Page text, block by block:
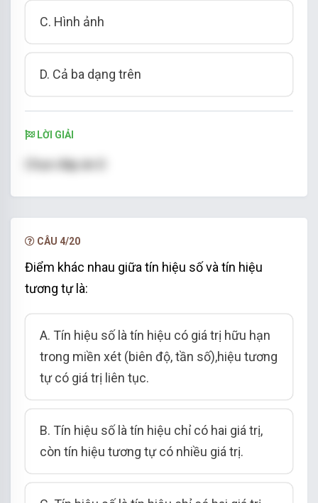
C. Hình ảnh
D. Cả ba dạng trên
LỜI GIẢI
Chọn đáp án D
CÂU 4/20
Điểm khác nhau giữa tín hiệu số và tín hiệu
tương tự là:
A. Tín hiệu số là tín hiệu có giá trị hữu hạn
trong miền xét (biên độ, tần số),hiệu tương
tự có giá trị liên tục.
B. Tín hiệu số là tín hiệu chỉ có hai giá trị,
còn tín hiệu tương tự có nhiều giá trị.